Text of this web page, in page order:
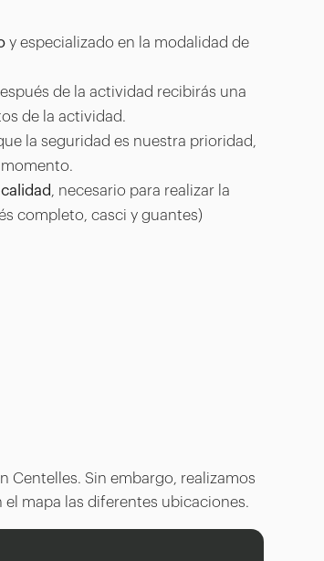
y especializado en la modalidad de
de la actividad recibirás una
de la actividad.
la seguridad es nuestra prioridad,
, necesario para realizar la
completo, casci y guantes)
Centelles. Sin embargo, realizamos
mapa las diferentes ubicaciones.